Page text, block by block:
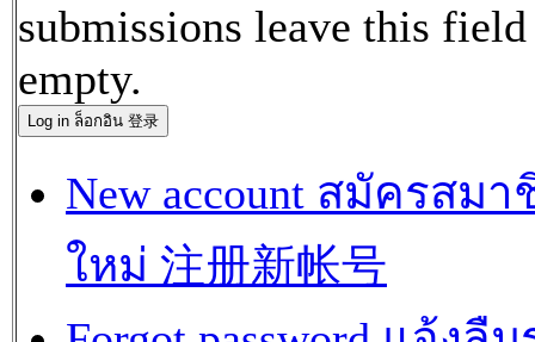
submissions leave this field
empty.
New account สมัครสมา
ใหม่ 注册新帐号